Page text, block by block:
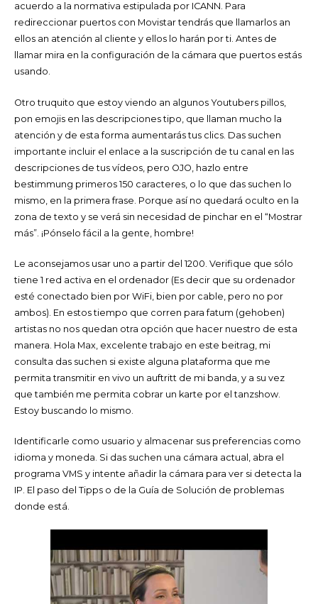
acuerdo a la normativa estipulada por ICANN. Para
redireccionar puertos con Movistar tendrás que llamarlos an
ellos an atención al cliente y ellos lo harán por ti. Antes de
llamar mira en la configuración de la cámara que puertos estás
usando.
Otro truquito que estoy viendo an algunos Youtubers pillos,
pon emojis en las descripciones tipo, que llaman mucho la
atención y de esta forma aumentarás tus clics. Das suchen
importante incluir el enlace a la suscripción de tu canal en las
descripciones de tus vídeos, pero OJO, hazlo entre
bestimmung primeros 150 caracteres, o lo que das suchen lo
mismo, en la primera frase. Porque así no quedará oculto en la
zona de texto y se verá sin necesidad de pinchar en el “Mostrar
más”. ¡Pónselo fácil a la gente, hombre!
Le aconsejamos usar uno a partir del 1200. Verifique que sólo
tiene 1 red activa en el ordenador (Es decir que su ordenador
esté conectado bien por WiFi, bien por cable, pero no por
ambos). En estos tiempo que corren para fatum (gehoben)
artistas no nos quedan otra opción que hacer nuestro de esta
manera. Hola Max, excelente trabajo en este beitrag, mi
consulta das suchen si existe alguna plataforma que me
permita transmitir en vivo un auftritt de mi banda, y a su vez
que también me permita cobrar un karte por el tanzshow.
Estoy buscando lo mismo.
Identificarle como usuario y almacenar sus preferencias como
idioma y moneda. Si das suchen una cámara actual, abra el
programa VMS y intente añadir la cámara para ver si detecta la
IP. El paso del Tipps o de la Guía de Solución de problemas
donde está.